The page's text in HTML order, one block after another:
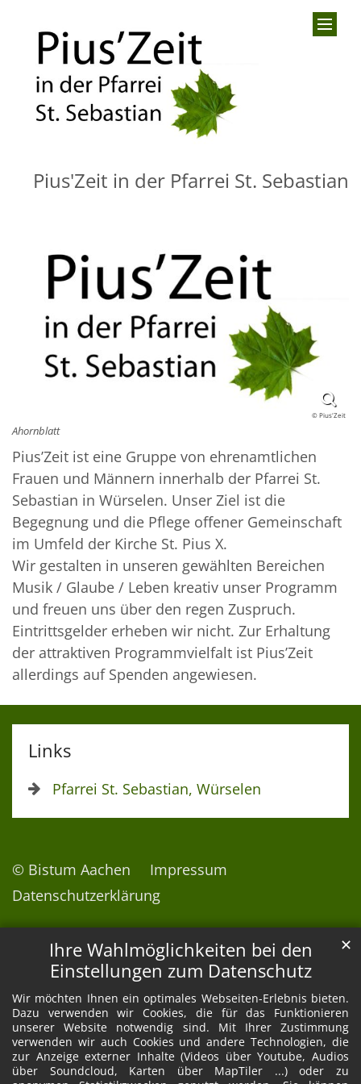
Ihre Wahlmöglichkeiten bei den
Einstellungen zum Datenschutz
Wir möchten Ihnen ein optimales Webseiten-Erlebnis bieten.
Dazu verwenden wir Cookies, die für das Funktionieren
unserer Website notwendig sind. Mit Ihrer Zustimmung
verwenden wir auch Cookies und andere Technologien, die
zur Anzeige externer Inhalte (Videos über Youtube, Audios
über Soundcloud, Karten über MapTiler ...) oder zu
✕
Pius'Zeit in der Pfarrei St. Sebastian
© Pius'Zeit
Ahornblatt
Pius’Zeit ist eine Gruppe von ehrenamtlichen
Frauen und Männern innerhalb der Pfarrei St.
Sebastian in Würselen. Unser Ziel ist die
Begegnung und die Pflege offener Gemeinschaft
im Umfeld der Kirche St. Pius X.
Wir gestalten in unseren gewählten Bereichen
Musik / Glaube / Leben kreativ unser Programm
und freuen uns über den regen Zuspruch.
Eintrittsgelder erheben wir nicht. Zur Erhaltung
der attraktiven Programmvielfalt ist Pius’Zeit
allerdings auf Spenden angewiesen.
Links
Pfarrei St. Sebastian, Würselen
© Bistum Aachen
Impressum
Datenschutzerklärung